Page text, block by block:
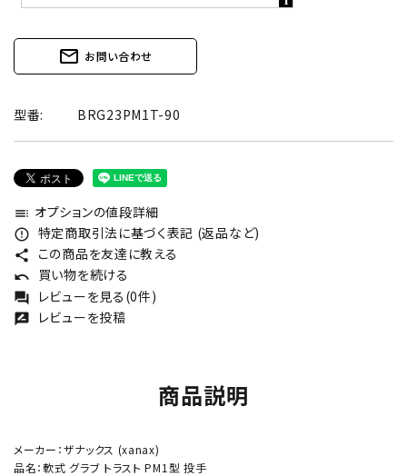
mail_outline お問い合わせ
型番: BRG23PM1T-90
toc オプションの値段詳細
error_outline 特定商取引法に基づく表記 (返品など)
share この商品を友達に教える
undo 買い物を続ける
forum レビューを見る(0件)
rate_review レビューを投稿
商品説明
メーカー：ザナックス (xanax)
品名：軟式 グラブ トラスト PM1型 投手